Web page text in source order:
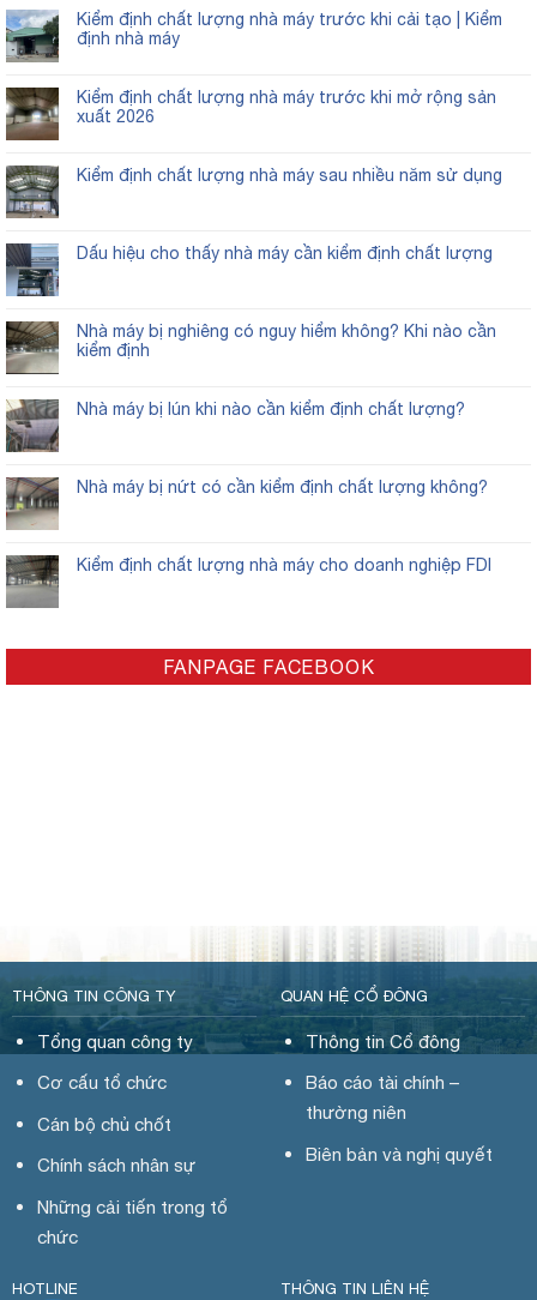
Kiểm định chất lượng nhà máy trước khi cải tạo | Kiểm
định nhà máy
Kiểm định chất lượng nhà máy trước khi mở rộng sản
xuất 2026
Kiểm định chất lượng nhà máy sau nhiều năm sử dụng
Dấu hiệu cho thấy nhà máy cần kiểm định chất lượng
Nhà máy bị nghiêng có nguy hiểm không? Khi nào cần
kiểm định
Nhà máy bị lún khi nào cần kiểm định chất lượng?
Nhà máy bị nứt có cần kiểm định chất lượng không?
Kiểm định chất lượng nhà máy cho doanh nghiệp FDI
FANPAGE FACEBOOK
THÔNG TIN CÔNG TY
Tổng quan công ty
Cơ cấu tổ chức
Cán bộ chủ chốt
Chính sách nhân sự
Những cải tiến trong tổ
chức
QUAN HỆ CỔ ĐÔNG
Thông tin Cổ đông
Báo cáo tài chính –
thường niên
Biên bản và nghị quyết
HOTLINE THÔNG TIN LIÊN HỆ